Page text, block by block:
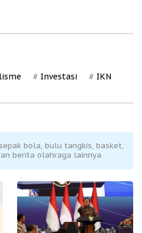
Investasi IKN
bola, bulu tangkis, basket,
berita olahraga lainnya